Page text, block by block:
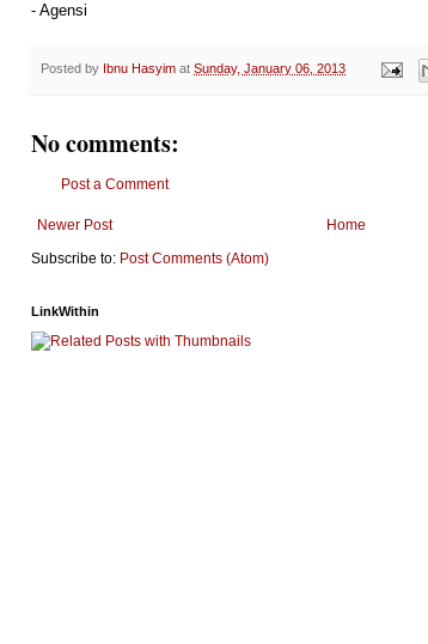
- Agensi
Posted by Ibnu Hasyim at Sunday, January 06, 2013
No comments:
Post a Comment
Newer Post
Home
Subscribe to: Post Comments (Atom)
LinkWithin